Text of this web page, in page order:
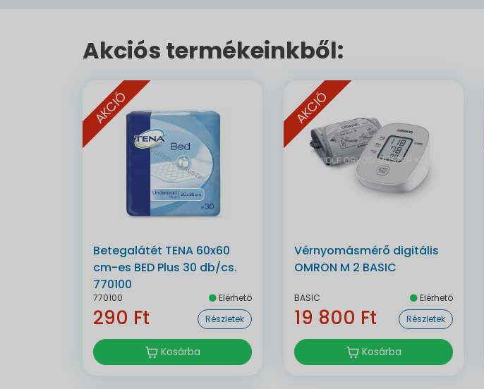
Akciós termékeinkből:
AKCIÓ
Betegalátét TENA 60x60
cm-es BED Plus 30 db/cs.
770100
770100 Elérhető
290 Ft Részletek
Kosárba
AKCIÓ
Vérnyomásmérő digitális
OMRON M 2 BASIC
BASIC Elérhető
19 800 Ft Részletek
Kosárba